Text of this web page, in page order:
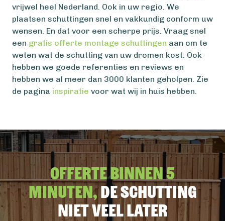
vrijwel heel Nederland. Ook in uw regio. We
plaatsen schuttingen snel en vakkundig conform uw
wensen. En dat voor een scherpe prijs. Vraag snel
een gratis offerte montage schuttingen aan om te
weten wat de schutting van uw dromen kost. Ook
hebben we goede referenties en reviews en
hebben we al meer dan 3000 klanten geholpen. Zie
de pagina inspiratie voor wat wij in huis hebben.
Offerte binnen 5
minuten,De schutting
niet veel later